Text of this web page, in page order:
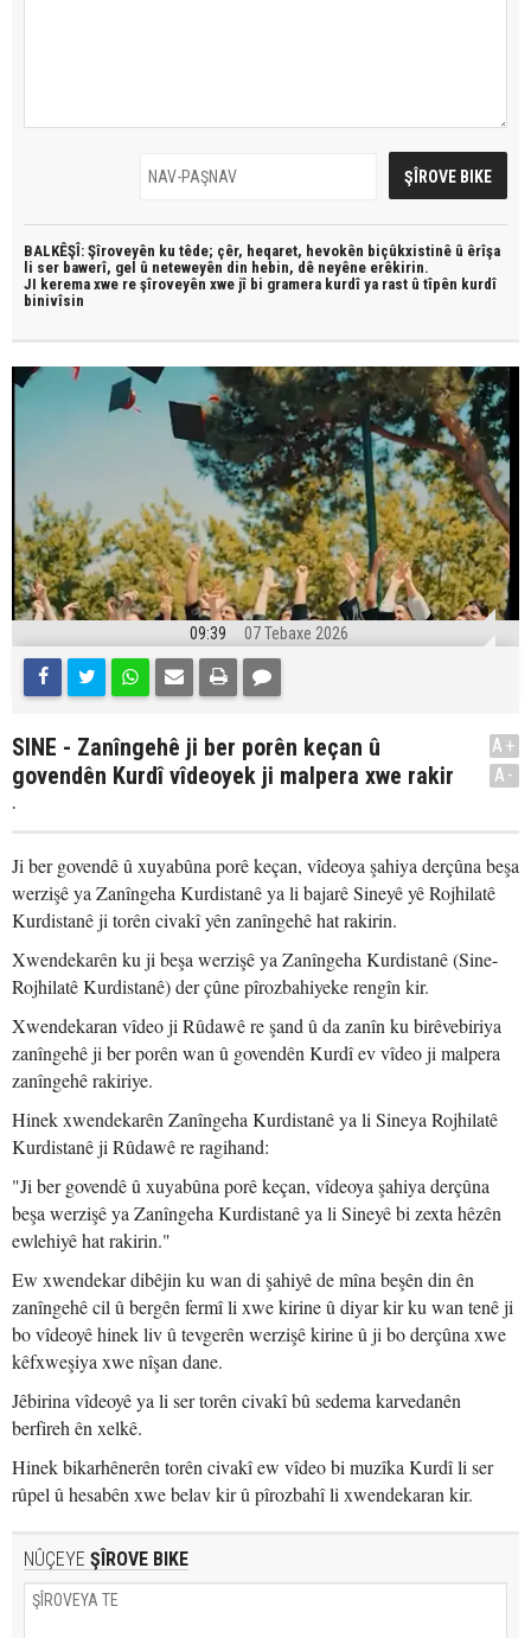
BALKÊŞÎ: Şîroveyên ku têde; çêr, heqaret, hevokên biçûkxistinê û êrîşa
li ser bawerî, gel û neteweyên din hebin, dê neyêne erêkirin.
JI kerema xwe re şîroveyên xwe jî bi gramera kurdî ya rast û tîpên kurdî
binivîsin
09:39 07 Tebaxe 2026
SINE - Zanîngehê ji ber porên keçan û
govendên Kurdî vîdeoyek ji malpera xwe rakir
.
A+
A-
Ji ber govendê û xuyabûna porê keçan, vîdeoya şahiya derçûna beşa
werzişê ya Zanîngeha Kurdistanê ya li bajarê Sineyê yê Rojhilatê
Kurdistanê ji torên civakî yên zanîngehê hat rakirin.
Xwendekarên ku ji beşa werzişê ya Zanîngeha Kurdistanê (Sine-
Rojhilatê Kurdistanê) der çûne pîrozbahiyeke rengîn kir.
Xwendekaran vîdeo ji Rûdawê re şand û da zanîn ku birêvebiriya
zanîngehê ji ber porên wan û govendên Kurdî ev vîdeo ji malpera
zanîngehê rakiriye.
Hinek xwendekarên Zanîngeha Kurdistanê ya li Sineya Rojhilatê
Kurdistanê ji Rûdawê re ragihand:
"Ji ber govendê û xuyabûna porê keçan, vîdeoya şahiya derçûna
beşa werzişê ya Zanîngeha Kurdistanê ya li Sineyê bi zexta hêzên
ewlehiyê hat rakirin."
Ew xwendekar dibêjin ku wan di şahiyê de mîna beşên din ên
zanîngehê cil û bergên fermî li xwe kirine û diyar kir ku wan tenê ji
bo vîdeoyê hinek liv û tevgerên werzişê kirine û ji bo derçûna xwe
kêfxweşiya xwe nîşan dane.
Jêbirina vîdeoyê ya li ser torên civakî bû sedema karvedanên
berfireh ên xelkê.
Hinek bikarhênerên torên civakî ew vîdeo bi muzîka Kurdî li ser
rûpel û hesabên xwe belav kir û pîrozbahî li xwendekaran kir.
NÛÇEYE ŞÎROVE BIKE